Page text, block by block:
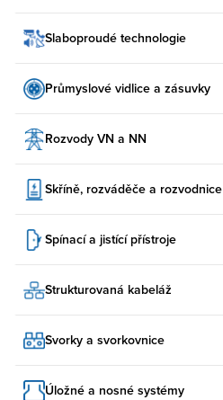
Slaboproudé technologie
Průmyslové vidlice a zásuvky
Rozvody VN a NN
Skříně, rozváděče a rozvodnice
Spínací a jistící přístroje
Strukturovaná kabeláž
Svorky a svorkovnice
Úložné a nosné systémy